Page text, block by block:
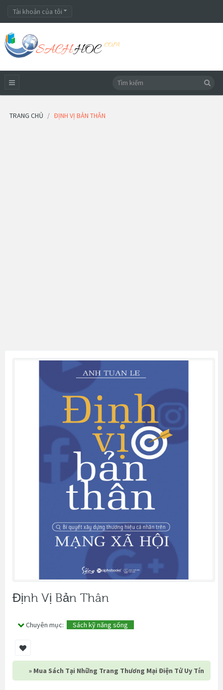
Tài khoản của tôi
TRANG CHỦ ĐỊNH VỊ BẢN THÂN
Định Vị Bản Thân
Chuyên mục: Sách kỹ năng sống
» Mua Sách Tại Những Trang Thương Mại Điện Tử Uy Tín